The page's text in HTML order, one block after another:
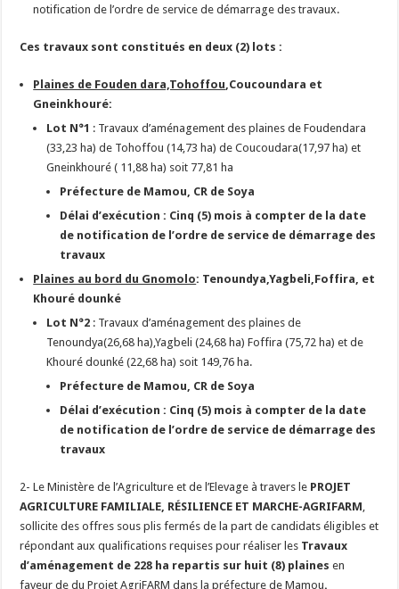
notification de l’ordre de service de démarrage des travaux.
Ces travaux sont constitués en deux (2) lots :
Plaines de Fouden dara,Tohoffou,Coucoundara et
Gneinkhouré:
Lot N°1 : Travaux d’aménagement des plaines de Foudendara
(33,23 ha) de Tohoffou (14,73 ha) de Coucoudara(17,97 ha) et
Gneinkhouré ( 11,88 ha) soit 77,81 ha
Préfecture de Mamou, CR de Soya
Délai d’exécution : Cinq (5) mois à compter de la date
de notification de l’ordre de service de démarrage des
travaux
Plaines au bord du Gnomolo: Tenoundya,Yagbeli,Foffira, et
Khouré dounké
Lot N°2 : Travaux d’aménagement des plaines de
Tenoundya(26,68 ha),Yagbeli (24,68 ha) Foffira (75,72 ha) et de
Khouré dounké (22,68 ha) soit 149,76 ha.
Préfecture de Mamou, CR de Soya
Délai d’exécution : Cinq (5) mois à compter de la date
de notification de l’ordre de service de démarrage des
travaux
2- Le Ministère de l’Agriculture et de l’Elevage à travers le PROJET
AGRICULTURE FAMILIALE, RÉSILIENCE ET MARCHE-AGRIFARM,
sollicite des offres sous plis fermés de la part de candidats éligibles et
répondant aux qualifications requises pour réaliser les Travaux
d’aménagement de 228 ha repartis sur huit (8) plainesen
faveur de du Projet AgriFARM dans la préfecture de Mamou.